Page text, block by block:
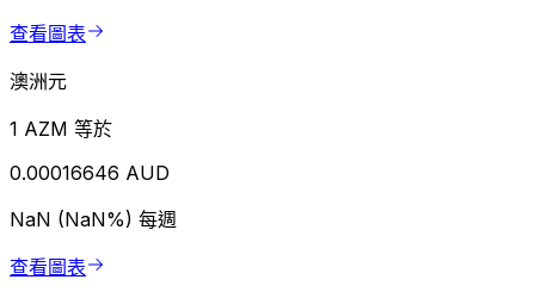
查看圖表
澳洲元
1 AZM 等於
0.00016646 AUD
NaN (NaN%) 每週
查看圖表